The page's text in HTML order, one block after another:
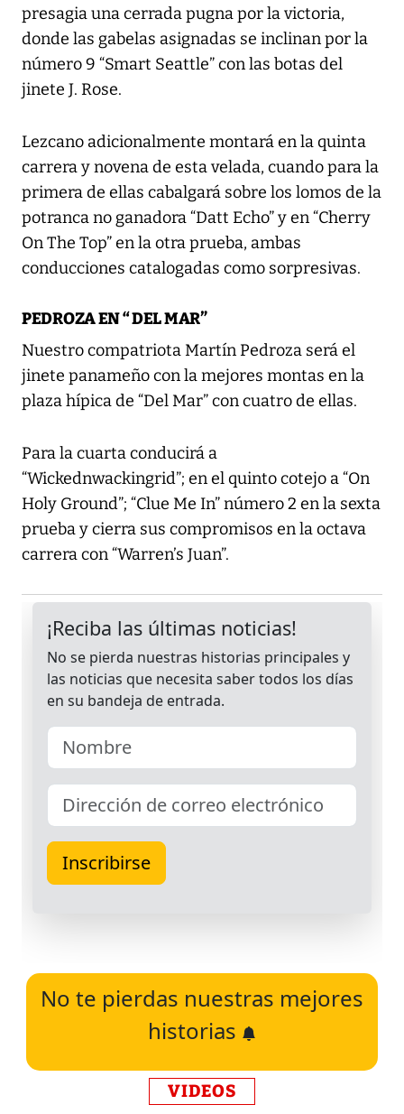
presagia una cerrada pugna por la victoria,
donde las gabelas asignadas se inclinan por la
número 9 “Smart Seattle” con las botas del
jinete J. Rose.
Lezcano adicionalmente montará en la quinta
carrera y novena de esta velada, cuando para la
primera de ellas cabalgará sobre los lomos de la
potranca no ganadora “Datt Echo” y en “Cherry
On The Top” en la otra prueba, ambas
conducciones catalogadas como sorpresivas.
PEDROZA EN “ DEL MAR”
Nuestro compatriota Martín Pedroza será el
jinete panameño con la mejores montas en la
plaza hípica de “Del Mar” con cuatro de ellas.
Para la cuarta conducirá a
“Wickednwackingrid”; en el quinto cotejo a “On
Holy Ground”; “Clue Me In” número 2 en la sexta
prueba y cierra sus compromisos en la octava
carrera con “Warren’s Juan”.
No te pierdas nuestras mejores
historias
VIDEOS